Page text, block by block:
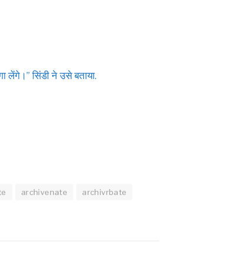
लेंगे।” सिंडी ने उसे बताया.
archivenate
archivrbate